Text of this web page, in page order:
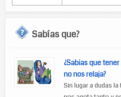
Sabías que?
¿Sabias que
no nos relaja?
Sin lugar a dudas